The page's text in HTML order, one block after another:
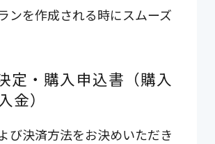
ンを作成される時にスムーズ
定・購入申込書（購入
金）
び決済方法をお決めいただき